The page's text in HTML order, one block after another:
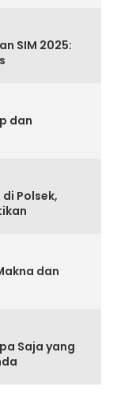
SIM 2025:
dan
Polsek,
dan
Saja yang